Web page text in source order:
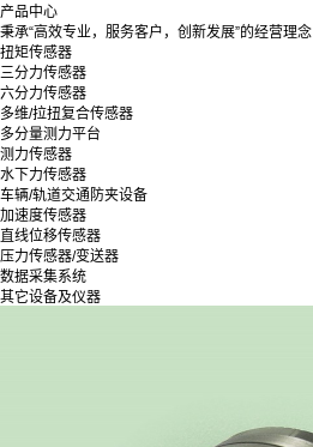
产品中心
秉承“高效专业，服务客户，创新发展”的经营理念
扭矩传感器
三分力传感器
六分力传感器
多维/拉扭复合传感器
多分量测力平台
测力传感器
水下力传感器
车辆/轨道交通防夹设备
加速度传感器
直线位移传感器
压力传感器/变送器
数据采集系统
其它设备及仪器